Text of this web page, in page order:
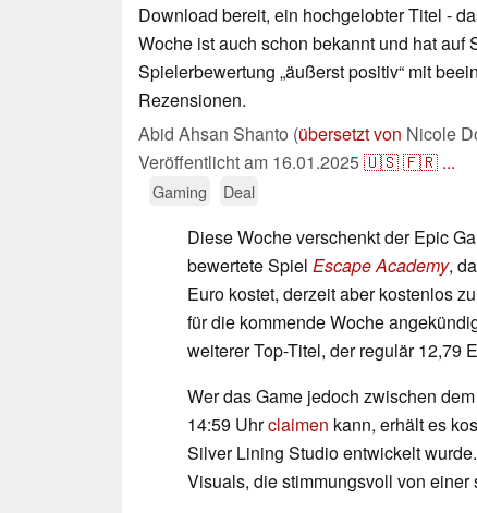
Download bereit, ein hochgelobter Titel -
Woche ist auch schon bekannt und hat auf
Spielerbewertung „äußerst positiv“ mit
Rezensionen.
Abid Ahsan Shanto (übersetzt von Nicole
Veröffentlicht am 16.01.2025🇺🇸🇫🇷 ...
Gaming Deal
Diese Woche verschenkt der Epic
bewertete Spiel Escape Academy,
Euro kostet, derzeit aber kostenlos
für die kommende Woche
weiterer Top-Titel, der regulär 12,79
Wer das Game jedoch zwischen
14:59 Uhrclaimen kann, erhält es
Silver Lining Studio entwickelt
Visuals, die stimmungsvoll von